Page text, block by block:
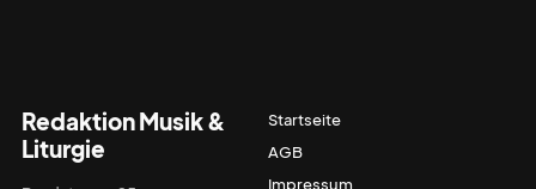
Redaktion Musik &
Liturgie
Startseite
AGB
Impressum